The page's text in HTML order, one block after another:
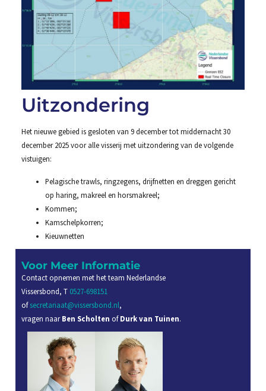
Uitzondering
Het nieuwe gebied is gesloten van 9 december tot middernacht 30
december 2025 voor alle visserij met uitzondering van de volgende
vistuigen:
Pelagische trawls, ringzegens, drijfnetten en dreggen gericht
op haring, makreel en horsmakreel;
Kommen;
Kamschelpkorren;
Kieuwnetten
Voor Meer Informatie
Contact opnemen met het team Nederlandse
Vissersbond, T 0527-698151
ofsecretariaat@vissersbond.nl,
vragen naarBen Scholten ofDurk van Tuinen.